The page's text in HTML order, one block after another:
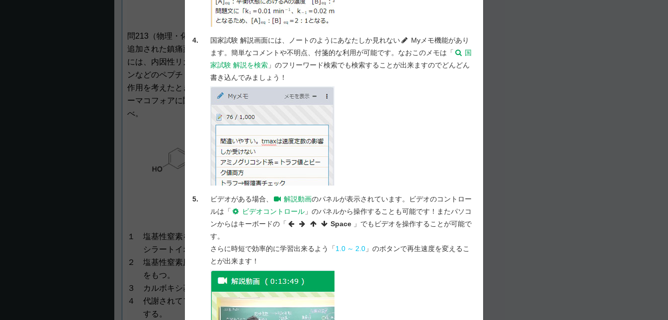
4. 国家試験 解説画面には、ノートのようにあなたしか見れない
Myメモ機能があり
ます。簡単なコメントや不明点、付箋的な利用が可能です。なおこのメモは「
国
家試験 解説を検索 」のフリーワード検索でも検索することが出来ますのでどんどん
書き込んでみましょう！
5. ビデオがある場合、 解説動画のパネルが表示されています。ビデオのコントロー
ルは「
ビデオコントロール 」のパネルから操作することも可能です！またパソコ
ンからはキーボードの「
Space 」でもビデオを操作することが可能で
す。
さらに時短で効率的に学習出来るよう「1.0 ～ 2.0 」のボタンで再生速度を変えるこ
とが出来ます！
問213（物理・化学・生物）
追加された鎮痛薬はオピオイド受容体に作用する。オピオイド受容体
には、内因性リガンドとして、以下に示したメチオニンエンケファリ
ンなどのペプチドが知られている。内因性リガンドと受容体との相互
作用を考えたとき、追加された鎮痛薬の受容体との相互作用及びファ
ーマコフォアに関する記述のうち、
誤っているのはどれか。１つ選
べ。
１ 塩基性窒素をもち、生体内でプロトン化されて受容体のカルボキ
シラートイオンとイオン結合する。
２ 塩基性窒素原子と炭素数2あるいは3個の炭素鎖で結合した芳香環
をもつ。
３ カルボキシ基をもち、受容体のグアニジノ基とイオン結合する。
４ 代謝されてフェノール性ヒドロキシ基を生じ、受容体と水素結合
する。